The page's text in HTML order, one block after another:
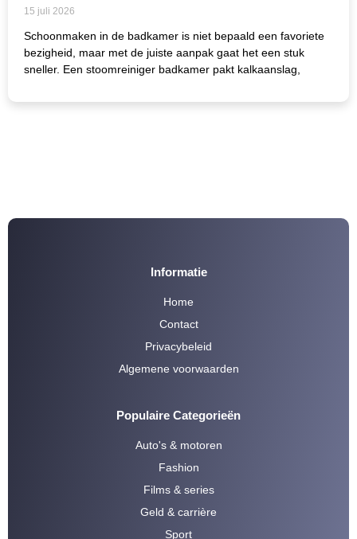
15 juli 2026
Schoonmaken in de badkamer is niet bepaald een favoriete
bezigheid, maar met de juiste aanpak gaat het een stuk
sneller. Een stoomreiniger badkamer pakt kalkaanslag,
Informatie
Home
Contact
Privacybeleid
Algemene voorwaarden
Populaire Categorieën
Auto's & motoren
Fashion
Films & series
Geld & carrière
Sport